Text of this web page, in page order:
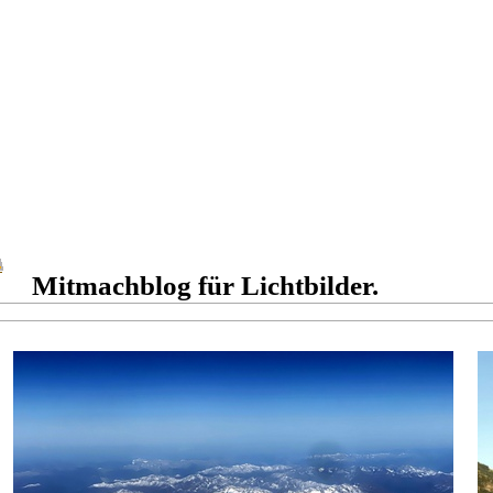
Mitmachblog für Lichtbilder.